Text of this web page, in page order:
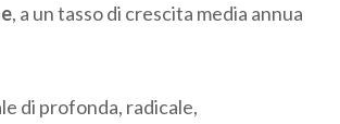
, a un tasso di crescita media annua
di profonda, radicale,